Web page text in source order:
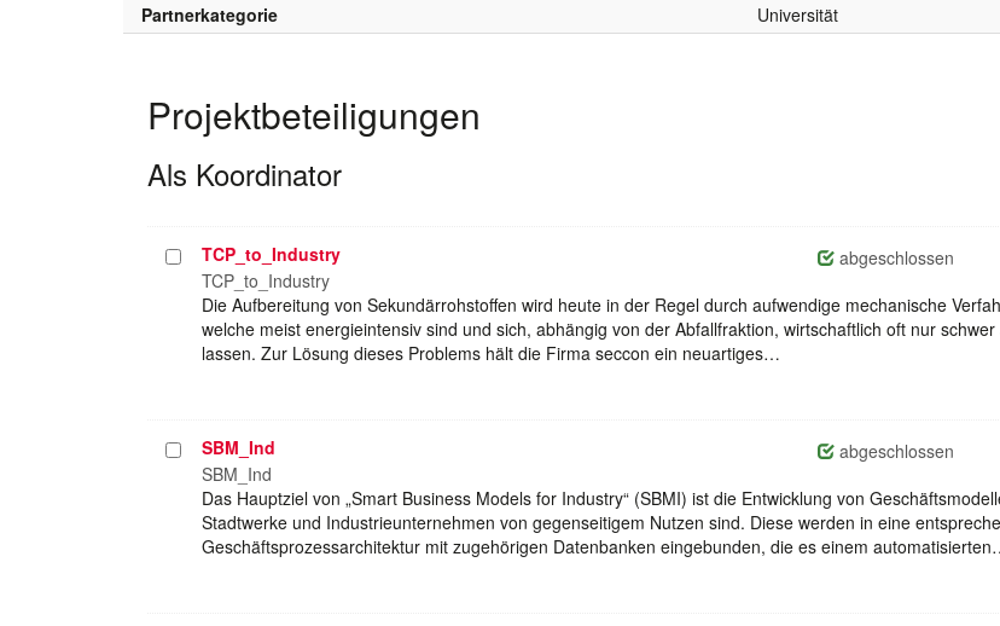
Partnerkategorie Universität
Projektbeteiligungen
Als Koordinator
Projekt
auswählen
TCP_to_Industry abgeschlossen
TCP_to_Industry
Die Aufbereitung von Sekundärrohstoffen wird heute in der Regel durch aufwendige mechanische
welche meist energieintensiv sind und sich, abhängig von der Abfallfraktion, wirtschaftlich oft nur schwer
lassen. Zur Lösung dieses Problems hält die Firma seccon ein neuartiges…
Projekt
auswählen
SBM_Ind abgeschlossen
SBM_Ind
Das Hauptziel von „Smart Business Models for Industry“ (SBMI) ist die Entwicklung von
Stadtwerke und Industrieunternehmen von gegenseitigem Nutzen sind. Diese werden in eine
Geschäftsprozessarchitektur mit zugehörigen Datenbanken eingebunden, die es einem